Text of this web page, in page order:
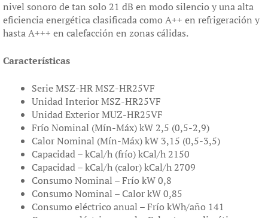
nivel sonoro de tan solo 21 dB en modo silencio y una alta
eficiencia energética clasificada como A++ en refrigeración y
hasta A+++ en calefacción en zonas cálidas.
Características
Serie MSZ-HR MSZ-HR25VF
Unidad Interior MSZ-HR25VF
Unidad Exterior MUZ-HR25VF
Frío Nominal (Mín-Máx) kW 2,5 (0,5-2,9)
Calor Nominal (Mín-Máx) kW 3,15 (0,5-3,5)
Capacidad – kCal/h (frío) kCal/h 2150
Capacidad – kCal/h (calor) kCal/h 2709
Consumo Nominal – Frío kW 0,8
Consumo Nominal – Calor kW 0,85
Consumo eléctrico anual – Frío kWh/año 141